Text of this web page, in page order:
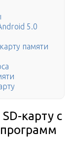
5.0
памяти
карту с